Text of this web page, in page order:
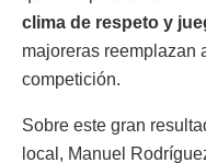
clima de respeto y
majoreras reemplazan
competición.
Sobre este gran
local, Manuel